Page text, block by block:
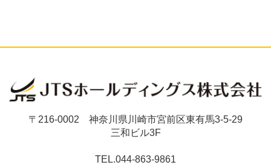
〒216-0002 神奈川県川崎市宮前区東有馬3-5-29
三和ビル3F
TEL.044-863-9861